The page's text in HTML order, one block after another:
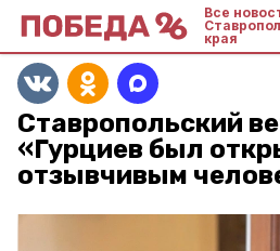
Все
края
Ставропольский
«Гурциев был
отзывчивым